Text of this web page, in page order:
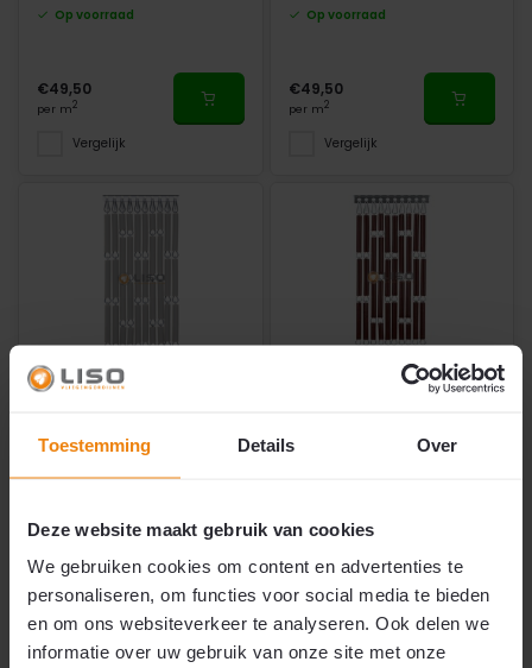
Toestemming Details Over
Deze website maakt gebruik van cookies
We gebruiken cookies om content en advertenties te
personaliseren, om functies voor social media te bieden
en om ons websiteverkeer te analyseren. Ook delen we
informatie over uw gebruik van onze site met onze
Op voorraad
€49,50
per m2
Vergelijk
Op voorraad
€49,50
per m2
Vergelijk
Hulzengordijn RAL 7032
Kiezelgrijs | Doe-het-zelf
pakket
RAL 7032 Kiezelgrijs
Doe-het-zelf pakket
Alle maten leverbaar
Kind- en diervriendelijke
Beste prijs-/ kwaliteit
Oersterk
Hulzengordijn RAL 8002
RAL 8002 Signaalbruin
Alle maten leverbaar
Kind- en diervriendelijke
Beste prijs-/ kwaliteit
Oersterk